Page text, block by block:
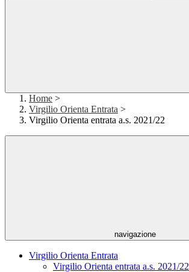
Home >
Virgilio Orienta Entrata >
Virgilio Orienta entrata a.s. 2021/22
navigazione
Virgilio Orienta Entrata
Virgilio Orienta entrata a.s. 2021/22